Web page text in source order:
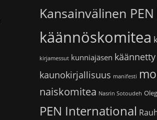
Kansainvälinen PEN
käännöskomitea
kirjamessut kunniajäsen käännetty
kaunokirjallisuus manifesti
naiskomitea Nasrin Sotoudeh
PEN International